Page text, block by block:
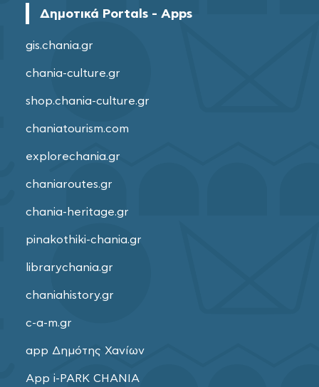
Δημοτικά Portals - Apps
gis.chania.gr
chania-culture.gr
shop.chania-culture.gr
chaniatourism.com
explorechania.gr
chaniaroutes.gr
chania-heritage.gr
pinakothiki-chania.gr
librarychania.gr
chaniahistory.gr
c-a-m.gr
app Δημότης Χανίων
App i-PARK CHANIA